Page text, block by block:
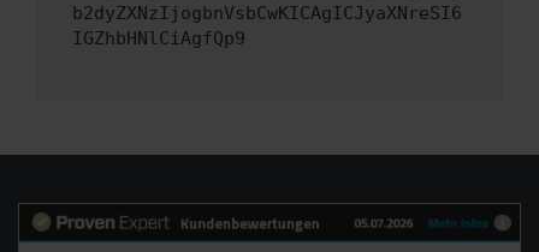
b2dyZXNzIjogbnVsbCwKICAgICJyaXNreSI6
IGZhbHNlCiAgfQp9